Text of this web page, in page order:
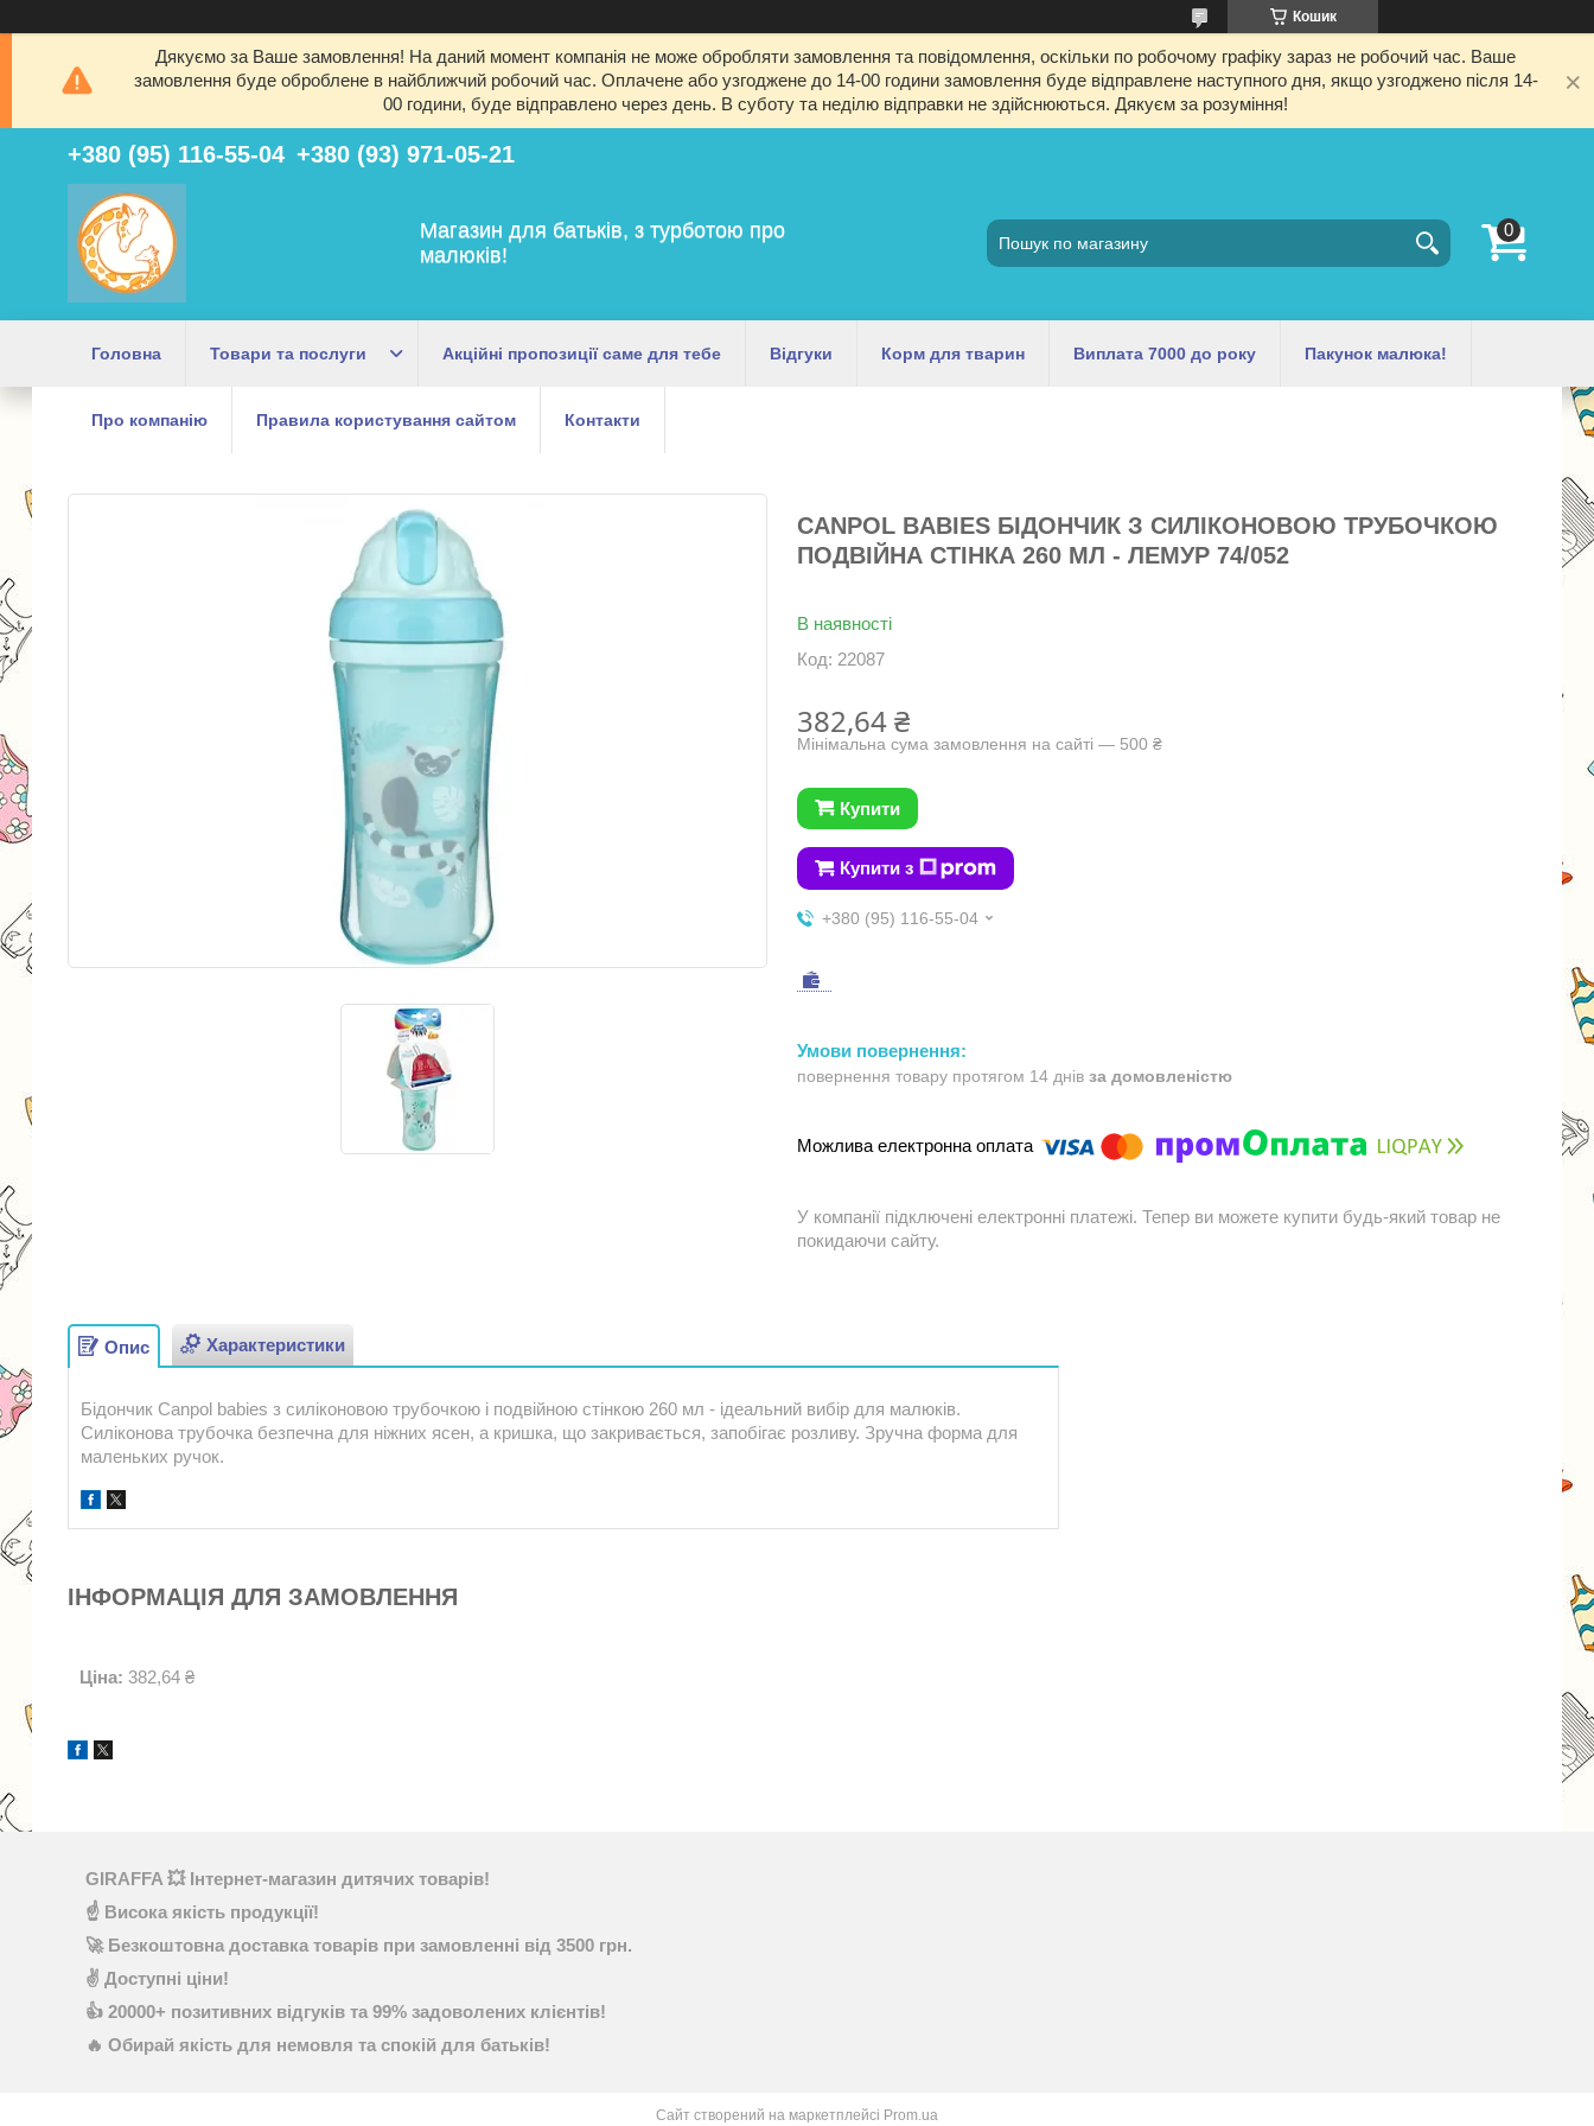
Кошик
Дякуємо за Ваше замовлення! На даний момент компанія не може обробляти замовлення та повідомлення, оскільки по робочому графіку зараз не робочий час. Ваше
замовлення буде оброблене в найближчий робочий час. Оплачене або узгоджене до 14-00 години замовлення буде відправлене наступного дня, якщо узгоджено після 14-
00 години, буде відправлено через день. В суботу та неділю відправки не здійснюються. Дякуєм за розуміння!
+380 (95) 116-55-04 +380 (93) 971-05-21
Магазин для батьків, з турботою про
малюків!
Головна Товари та послуги Акційні пропозиції саме для тебе Відгуки Корм для тварин Виплата 7000 до року Пакунок малюка!
Про компанію Правила користування сайтом Контакти
CANPOL BABIES БІДОНЧИК З СИЛІКОНОВОЮ ТРУБОЧКОЮ
ПОДВІЙНА СТІНКА 260 МЛ - ЛЕМУР 74/052
В наявності
Код: 22087
382,64 ₴
Мінімальна сума замовлення на сайті — 500 ₴
Купити
Купити з
+380 (95) 116-55-04
повернення товару протягом 14 днів за домовленістю
У компанії підключені електронні платежі. Тепер ви можете купити будь-який товар не
покидаючи сайту.
Опис Характеристики
Бідончик Canpol babies з силіконовою трубочкою і подвійною стінкою 260 мл - ідеальний вибір для малюків.
Силіконова трубочка безпечна для ніжних ясен, а кришка, що закривається, запобігає розливу. Зручна форма для
маленьких ручок.
ІНФОРМАЦІЯ ДЛЯ ЗАМОВЛЕННЯ
Ціна: 382,64 ₴
GIRAFFA 💥 Інтернет-магазин дитячих товарів!
☝ Висока якість продукції!
🚀 Безкоштовна доставка товарів при замовленні від 3500 грн.
✌ Доступні ціни!
👍 20000+ позитивних відгуків та 99% задоволених клієнтів!
🔥 Обирай якість для немовля та спокій для батьків!
Сайт створений на маркетплейсі Prom.ua